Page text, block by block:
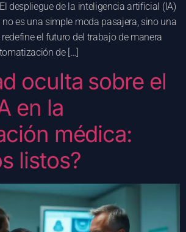
despliegue de la inteligencia artificial (IA)
es una simple moda pasajera, sino una
el futuro del trabajo de manera
de […]
oculta sobre el
en la
médica:
listos?